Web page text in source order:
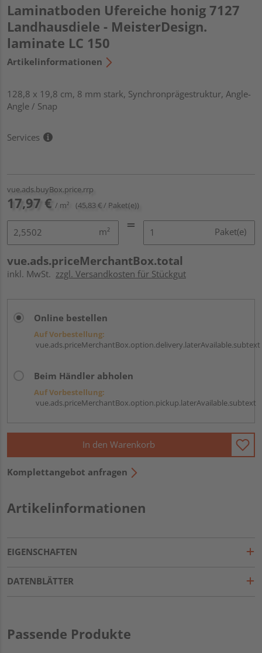
Laminatboden Ufereiche honig 7127
Landhausdiele - MeisterDesign.
laminate LC 150
Artikelinformationen
128,8 x 19,8 cm, 8 mm stark, Synchronprägestruktur, Angle-
Angle / Snap
Services
vue.ads.buyBox.price.rrp
17,97 € / m² (45,83 € / Paket(e))
m² Paket(e)
vue.ads.priceMerchantBox.total
inkl. MwSt. zzgl. Versandkosten für Stückgut
Online bestellen
Auf Vorbestellung:
vue.ads.priceMerchantBox.option.delivery.laterAvailable.subtext
Beim Händler abholen
Auf Vorbestellung:
vue.ads.priceMerchantBox.option.pickup.laterAvailable.subtext
In den Warenkorb
Komplettangebot anfragen
Artikelinformationen
EIGENSCHAFTEN
DATENBLÄTTER
Passende Produkte